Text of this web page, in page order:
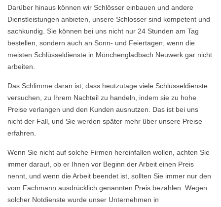
Darüber hinaus können wir Schlösser einbauen und andere
Dienstleistungen anbieten, unsere Schlosser sind kompetent und
sachkundig. Sie können bei uns nicht nur 24 Stunden am Tag
bestellen, sondern auch an Sonn- und Feiertagen, wenn die
meisten Schlüsseldienste in Mönchengladbach Neuwerk gar nicht
arbeiten.
Das Schlimme daran ist, dass heutzutage viele Schlüsseldienste
versuchen, zu Ihrem Nachteil zu handeln, indem sie zu hohe
Preise verlangen und den Kunden ausnutzen. Das ist bei uns
nicht der Fall, und Sie werden später mehr über unsere Preise
erfahren.
Wenn Sie nicht auf solche Firmen hereinfallen wollen, achten Sie
immer darauf, ob er Ihnen vor Beginn der Arbeit einen Preis
nennt, und wenn die Arbeit beendet ist, sollten Sie immer nur den
vom Fachmann ausdrücklich genannten Preis bezahlen. Wegen
solcher Notdienste wurde unser Unternehmen in